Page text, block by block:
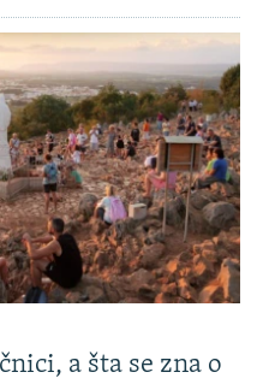
a šta se zna o